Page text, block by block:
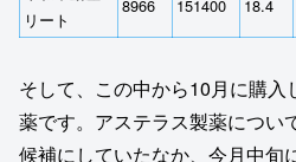
リート
8966 151400 18.4
そして、この中から10月に購入
薬です。アステラス製薬につい
候補にしていたなか、今月中旬